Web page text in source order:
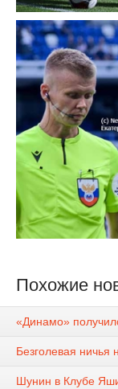
Похожие
«Динамо»
Безголевая
Шунин в Клубе